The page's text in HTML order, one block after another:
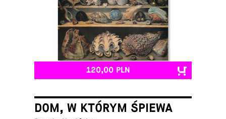
120,00 PLN
DOM, W KTÓRYM ŚPIEWA